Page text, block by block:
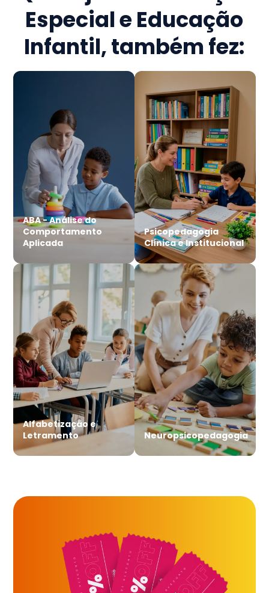
Especial e Educação
Infantil, também fez:
ABA - Análise do
Comportamento
Aplicada
Psicopedagogia
Clínica e Institucional
Alfabetização e
Letramento
Neuropsicopedagogia